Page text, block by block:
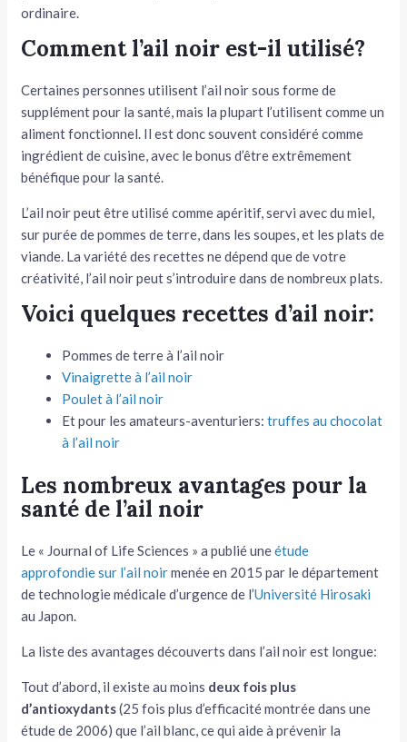
ordinaire.
Comment l’ail noir est-il utilisé?
Certaines personnes utilisent l’ail noir sous forme de
supplément pour la santé, mais la plupart l’utilisent comme un
aliment fonctionnel. Il est donc souvent considéré comme
ingrédient de cuisine, avec le bonus d’être extrêmement
bénéfique pour la santé.
L’ail noir peut être utilisé comme apéritif, servi avec du miel,
sur purée de pommes de terre, dans les soupes, et les plats de
viande. La variété des recettes ne dépend que de votre
créativité, l’ail noir peut s’introduire dans de nombreux plats.
Voici quelques recettes d’ail noir:
Pommes de terre à l’ail noir
Vinaigrette à l’ail noir
Poulet à l’ail noir
Et pour les amateurs-aventuriers:truffes au chocolat
à l’ail noir
Les nombreux avantages pour la
santé de l’ail noir
Le « Journal of Life Sciences » a publié uneétude
approfondie sur l’ail noirmenée en 2015 par le département
de technologie médicale d’urgence de l’Université Hirosaki
au Japon.
La liste des avantages découverts dans l’ail noir est longue:
Tout d’abord, il existe au moins deux fois plus
d’antioxydants(25 fois plus d’efficacité montrée dans une
étude de 2006) que l’ail blanc, ce qui aide à prévenir la